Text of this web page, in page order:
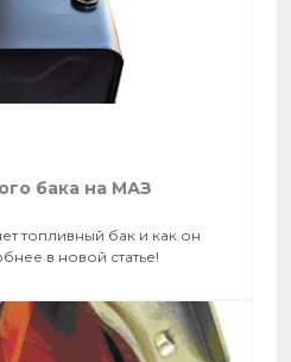
бака на МАЗ
топливный бак и как он
в новой статье!